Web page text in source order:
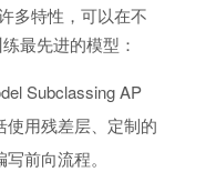
多特性，可以在不
最先进的模型：
Subclassing AP
使用残差层、定制的
前向流程。